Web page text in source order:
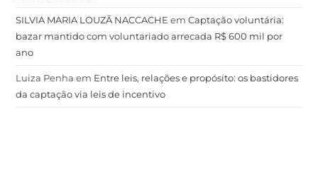
SILVIA MARIA LOUZÃ NACCACHE emCaptação voluntária:
bazar mantido com voluntariado arrecada R$ 600 mil por
ano
Luiza Penha em Entre leis, relações e propósito: os bastidores
da captação via leis de incentivo